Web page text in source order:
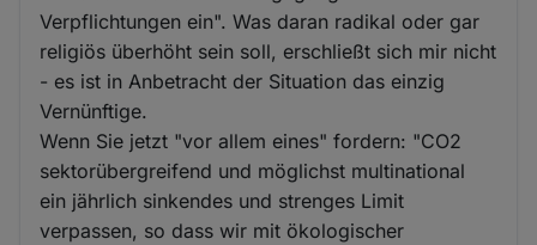
Verpflichtungen ein". Was daran radikal oder gar
religiös überhöht sein soll, erschließt sich mir nicht
- es ist in Anbetracht der Situation das einzig
Vernünftige.
Wenn Sie jetzt "vor allem eines" fordern: "CO2
sektorübergreifend und möglichst multinational
ein jährlich sinkendes und strenges Limit
verpassen, so dass wir mit ökologischer